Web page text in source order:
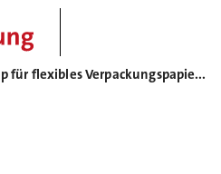
Koehler Group für flexibles Verpackungspapier ausgezeichnet